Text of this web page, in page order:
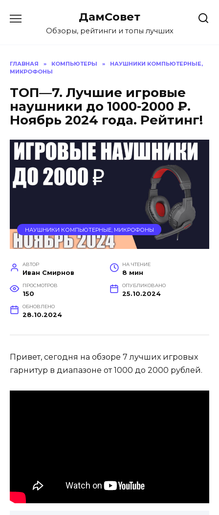
содержанию
ДамСовет
Обзоры, рейтинги и топы лучших
ГЛАВНАЯ » КОМПЬЮТЕРЫ »
НАУШНИКИ КОМПЬЮТЕРНЫЕ,
МИКРОФОНЫ
ТОП—7. Лучшие игровые
наушники до 1000-2000 ₽.
Ноябрь 2024 года. Рейтинг!
НАУШНИКИ КОМПЬЮТЕРНЫЕ, МИКРОФОНЫ
АВТОР
Иван Смирнов
НА ЧТЕНИЕ
8 мин
ПРОСМОТРОВ
150
ОПУБЛИКОВАНО
25.10.2024
ОБНОВЛЕНО
28.10.2024
Привет, сегодня на обзоре 7 лучших игровых
гарнитур в диапазоне от 1000 до 2000 рублей.